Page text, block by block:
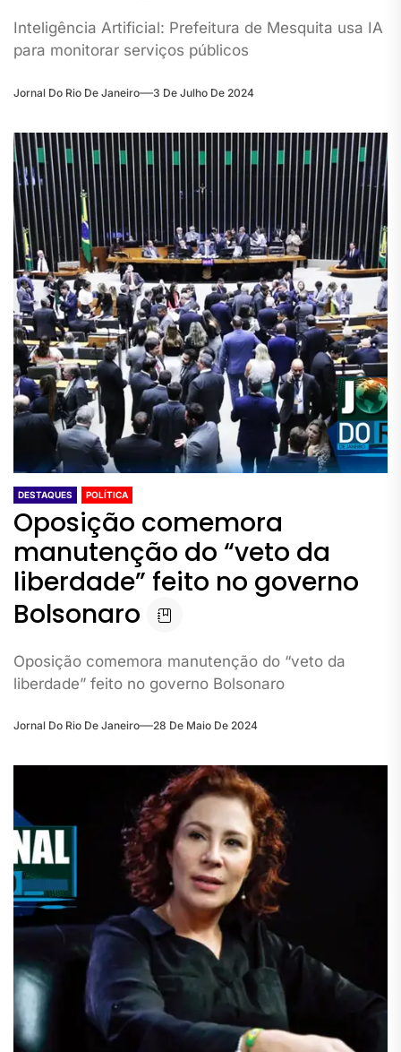
Inteligência Artificial: Prefeitura de Mesquita usa IA
para monitorar serviços públicos
Jornal Do Rio De Janeiro 3 De Julho De 2024
DESTAQUES POLÍTICA
Oposição comemora
manutenção do “veto da
liberdade” feito no governo
Bolsonaro
Oposição comemora manutenção do “veto da
liberdade” feito no governo Bolsonaro
Jornal Do Rio De Janeiro 28 De Maio De 2024